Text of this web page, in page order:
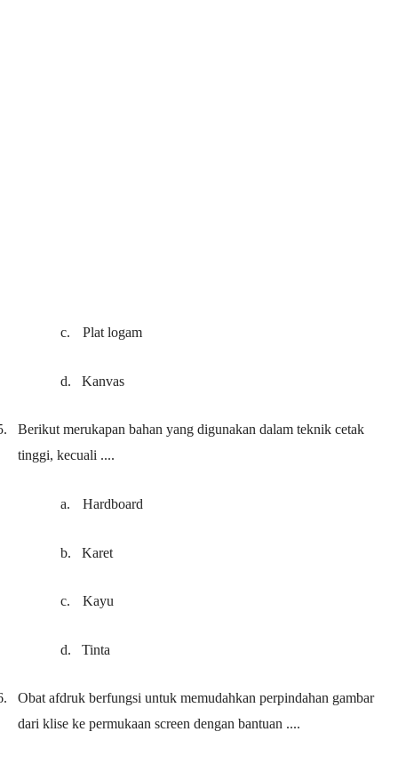
c. Plat logam
d. Kanvas
Berikut merukapan bahan yang digunakan dalam teknik cetak
tinggi, kecuali ....
a. Hardboard
b. Karet
c. Kayu
d. Tinta
Obat afdruk berfungsi untuk memudahkan perpindahan gambar
dari klise ke permukaan screen dengan bantuan ....